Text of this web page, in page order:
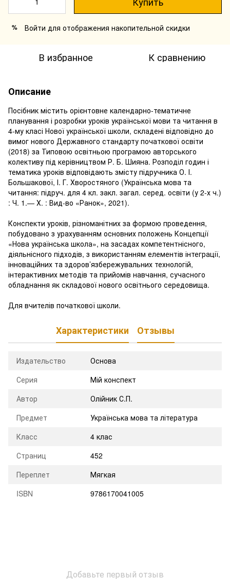
% Войти для отображения накопительной скидки
В избранное К сравнению
Описание
Посібник містить орієнтовне календарно-тематичне
планування і розробки уроків української мови та читання в
4-му класі Нової української школи, складені відповідно до
вимог нового Державного стандарту початкової освіти
(2018) за Типовою освітньою програмою авторського
колективу під керівництвом Р. Б. Шияна. Розподіл годин і
тематика уроків відповідають змісту підручника О. І.
Большакової, І. Г. Хворостяного (Українська мова та
читання: підруч. для 4 кл. закл. загал. серед. освіти (у 2-х ч.)
: Ч. 1.— Х. : Вид-во «Ранок», 2021).
Конспекти уроків, різноманітних за формою проведення,
побудовано з урахуванням основних положень Концепції
«Нова українська школа», на засадах компетентнісного,
діяльнісного підходів, з використанням елементів інтеграції,
інноваційних та здоров’язбережувальних технологій,
інтерактивних методів та прийомів навчання, сучасного
обладнання як складової нового освітнього середовища.
Для вчителів початкової школи.
Характеристики Отзывы
Издательство
Основа
Серия
Мій конспект
Автор
Олійник С.П.
Предмет
Українська мова та література
Класс
4 клас
Страниц
452
Переплет
Мягкая
ISBN
9786170041005
Добавьте первый отзыв